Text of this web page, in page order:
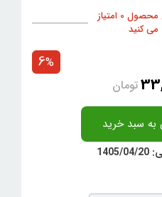
شما با خرید این محصول 0 امتیاز
کنید
تومان
6%
به سبد خرید
20